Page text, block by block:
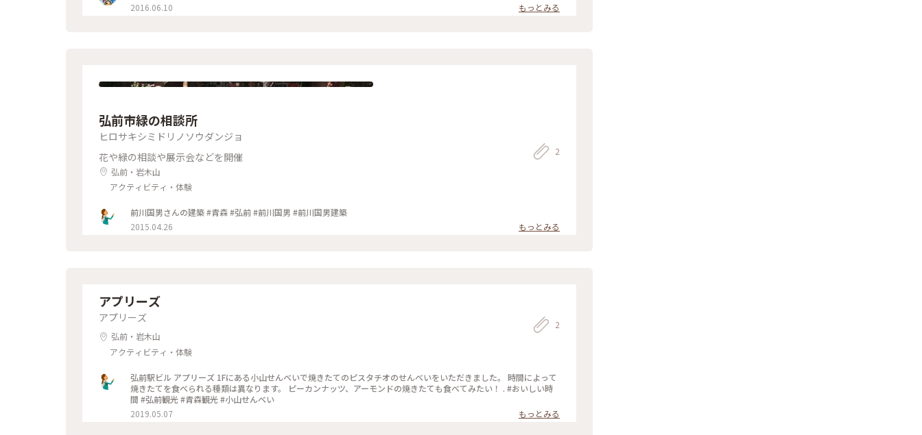
2016.06.10
もっとみる
弘前市緑の相談所
ヒロサキシミドリノソウダンジョ
花や緑の相談や展示会などを開催
弘前・岩木山
アクティビティ・体験
2
前川国男さんの建築 #青森 #弘前 #前川国男 #前川国男建築
2015.04.26
もっとみる
アプリーズ
アプリーズ
弘前・岩木山
アクティビティ・体験
2
弘前駅ビル アプリーズ 1Fにある小山せんべいで焼きたてのピスタチオのせんべいをいただきました。 時間によって
焼きたてを食べられる種類は異なります。 ピーカンナッツ、アーモンドの焼きたても食べてみたい！ . #おいしい時
間 #弘前観光 #青森観光 #小山せんべい
2019.05.07
もっとみる